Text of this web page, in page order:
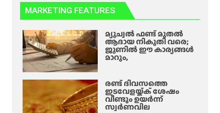
MARKETING FEATURES
മ്യൂച്വൽ ഫണ്ട് മുതൽ
ആദായ നികുതി വരെ;
ജൂണിൽ ഈ കാര്യങ്ങൾ
മാറും,
രണ്ട് ദിവസത്തെ
ഇടവേളയ്ക്ക് ശേഷം
വീണ്ടും ഉയർന്ന്
സ്വർണവില